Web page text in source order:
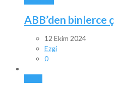
ABB’den binlerce
12 Ekim 2024
Ezgi
0